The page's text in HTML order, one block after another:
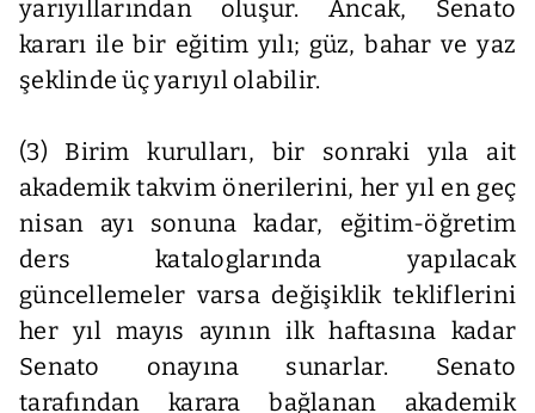
yarıyıllarından oluşur. Ancak, Senato
kararı ile bir eğitim yılı; güz, bahar ve yaz
şeklinde üç yarıyıl olabilir.
(3) Birim kurulları, bir sonraki yıla ait
akademik takvim önerilerini, her yıl en geç
nisan ayı sonuna kadar, eğitim-öğretim
ders kataloglarında yapılacak
güncellemeler varsa değişiklik tekliflerini
her yıl mayıs ayının ilk haftasına kadar
Senato onayına sunarlar. Senato
tarafından karara bağlanan akademik